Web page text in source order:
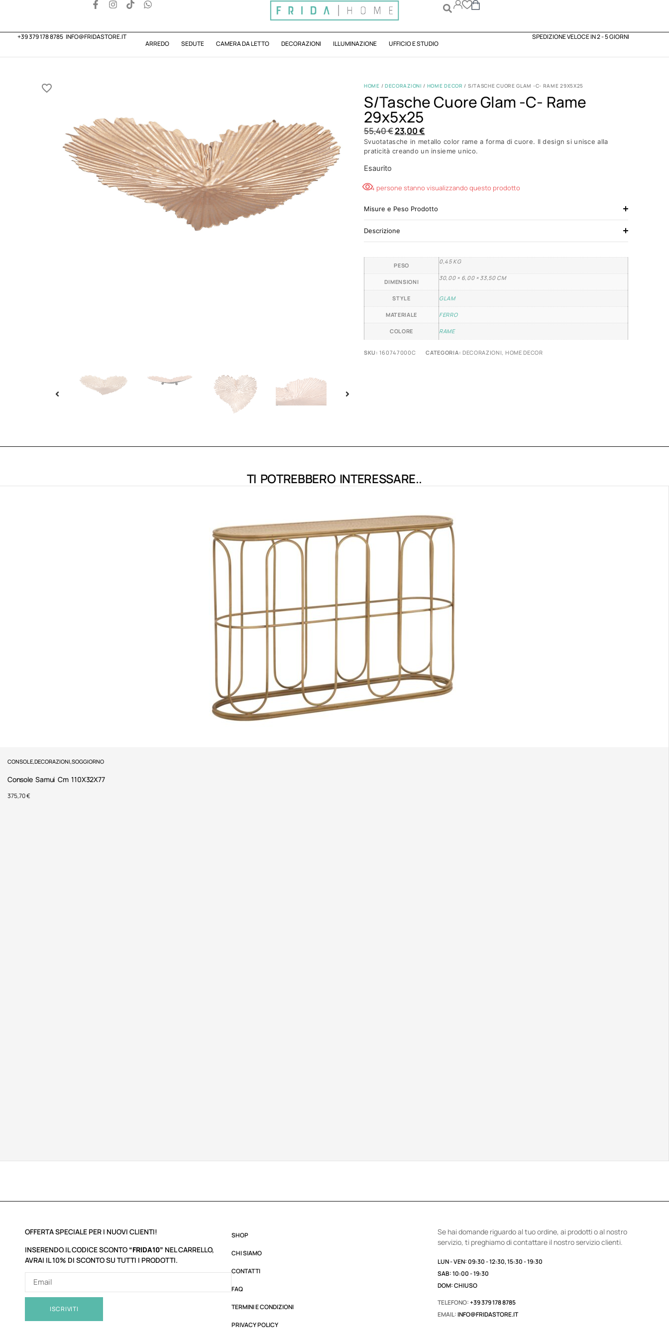
+39 379 178 8785 INFO@FRIDASTORE.IT
ARREDO
SEDUTE CAMERA DA LETTO DECORAZIONI ILLUMINAZIONE UFFICIO E STUDIO
SPEDIZIONE VELOCE IN 2 - 5 GIORNI
HOME / DECORAZIONI / HOME DECOR / S/TASCHE CUORE GLAM -C- RAME 29X5X25
S/tasche Cuore Glam -c- Rame
29x5x25
55,40€23,00€
Svuotatasche in metallo color rame a forma di cuore. Il design si unisce alla
praticità creando un insieme unico.
Esaurito
4 persone stanno visualizzando questo prodotto
Misure e Peso Prodotto
Descrizione
PESO
0,45 KG
DIMENSIONI
30,00 × 6,00 × 33,50 CM
STYLE GLAM
MATERIALE FERRO
COLORE RAME
SKU:160747000C CATEGORIA: DECORAZIONI HOME DECOR
TI POTREBBERO INTERESSARE..
CONSOLE,DECORAZIONI,SOGGIORNO
Console Samui Cm 110X32X77
375,70€
OFFERTA SPECIALE PER I NUOVI CLIENTI!
INSERENDO IL CODICE SCONTO “FRIDA10” NEL CARRELLO,
AVRAI IL 10% DI SCONTO SU TUTTI I PRODOTTI.
ISCRIVITI
SHOP
CHI SIAMO
CONTATTI
FAQ
TERMINI E CONDIZIONI
PRIVACY POLICY
Se hai domande riguardo al tuo ordine, ai prodotti o al nostro
servizio, ti preghiamo di contattare il nostro servizio clienti.
LUN - VEN: 09:30 - 12:30, 15:30 - 19:30
SAB: 10:00 - 19:30
DOM: CHIUSO
TELEFONO:+39 379 178 8785
EMAIL: INFO@FRIDASTORE.IT